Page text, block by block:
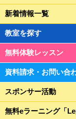
新着情報一覧
教室を探す
無料体験レッスン
資料請求・お問い合
スポンサー活動
無料eラーニング「